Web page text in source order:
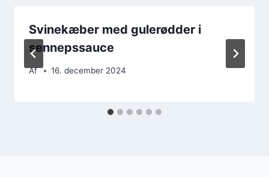
Svinekæber med gulerødder i
sennepssauce
Af 16. december 2024